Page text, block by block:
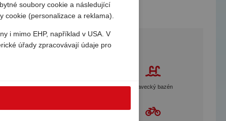
Services
Gebetsroither péče na místě Plavecký bazén
soubory cookie a následující
(personalizace a reklama).
i mimo EHP, například v USA. V
úřady zpracovávají údaje pro